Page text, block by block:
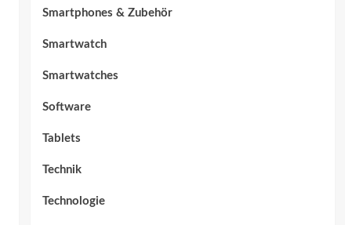
Smartphones & Zubehör
Smartwatch
Smartwatches
Software
Tablets
Technik
Technologie